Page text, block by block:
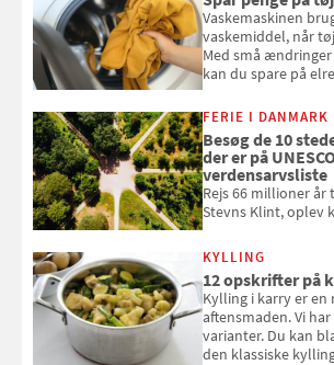
Vaskemaskinen
vaskemiddel, når
Med små
kan du spare på
vaskemaskinens levetid.
samlet 7 enkle råd
på tøjvasken
FERIE I DANMARK
Besøg de 10
der er på
verdensarvsliste
Rejs 66 millioner år
Stevns Klint, oplev
forvandle
danske steder på
verdensarvsliste
KYLLING
12 opskrifter på
Kylling i karry er en
aftensmaden. Vi
varianter. Du kan
den klassiske